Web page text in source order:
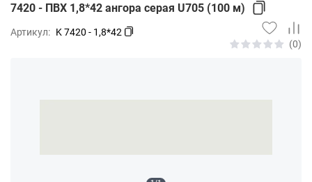
7420 - ПВХ 1,8*42 ангора серая U705 (100 м)
Артикул: K 7420 - 1,8*42
(0)